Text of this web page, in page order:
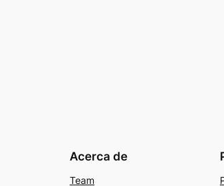
Acerca de
Team